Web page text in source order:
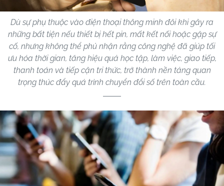
Dù sự phụ thuộc vào điện thoại thông minh đôi khi gây ra
những bất tiện nếu thiết bị hết pin, mất kết nối hoặc gặp sự
cố, nhưng không thể phủ nhận rằng công nghệ đã giúp tối
ưu hóa thời gian, tăng hiệu quả học tập, làm việc, giao tiếp,
thanh toán và tiếp cận tri thức, trở thành nền tảng quan
trọng thúc đẩy quá trình chuyển đổi số trên toàn cầu.